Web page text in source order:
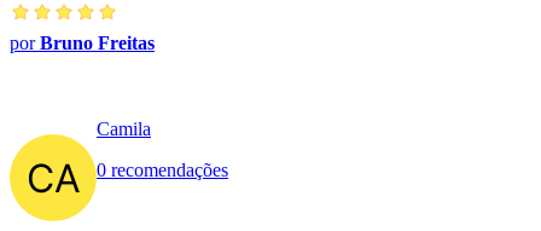
porBruno Freitas
Camila
0 recomendações